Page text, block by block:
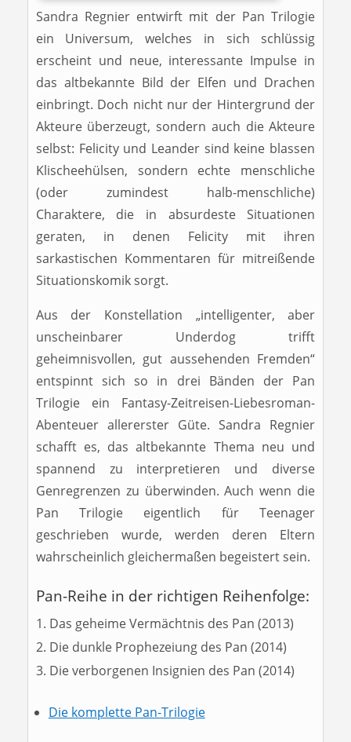
Sandra Regnier entwirft mit der Pan Trilogie
ein Universum, welches in sich schlüssig
erscheint und neue, interessante Impulse in
das altbekannte Bild der Elfen und Drachen
einbringt. Doch nicht nur der Hintergrund der
Akteure überzeugt, sondern auch die Akteure
selbst: Felicity und Leander sind keine blassen
Klischeehülsen, sondern echte menschliche
(oder zumindest halb-menschliche)
Charaktere, die in absurdeste Situationen
geraten, in denen Felicity mit ihren
sarkastischen Kommentaren für mitreißende
Situationskomik sorgt.
Aus der Konstellation „intelligenter, aber
unscheinbarer Underdog trifft
geheimnisvollen, gut aussehenden Fremden“
entspinnt sich so in drei Bänden der Pan
Trilogie ein Fantasy-Zeitreisen-Liebesroman-
Abenteuer allererster Güte. Sandra Regnier
schafft es, das altbekannte Thema neu und
spannend zu interpretieren und diverse
Genregrenzen zu überwinden. Auch wenn die
Pan Trilogie eigentlich für Teenager
geschrieben wurde, werden deren Eltern
wahrscheinlich gleichermaßen begeistert sein.
Pan-Reihe in der richtigen Reihenfolge:
Das geheime Vermächtnis des Pan (2013)
Die dunkle Prophezeiung des Pan (2014)
Die verborgenen Insignien des Pan (2014)
Die komplette Pan-Trilogie